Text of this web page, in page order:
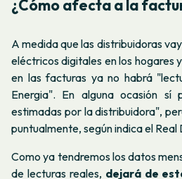
¿Cómo afecta a la
A medida que las distribuidoras
eléctricos digitales en los hogares
en las facturas ya no habrá
Energia". En alguna ocasión sí
estimadas por la distribuidora",
puntualmente, según indica el Real
Como ya tendremos los datos
de lecturas reales, dejará de